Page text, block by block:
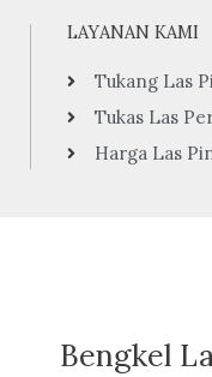
LAYANAN KAMI
Tukang Las
Tukas Las
Harga Las
Bengkel